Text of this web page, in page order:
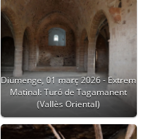
Diumenge, 01 març 2026 - Extrem
Matinal: Turó de Tagamanent
(Vallès Oriental)